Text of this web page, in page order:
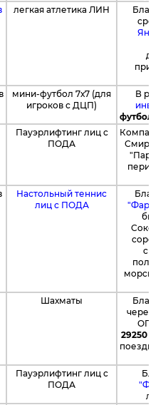
легкая атлетика ЛИН
мини-футбол 7х7 (для
игроков с ДЦП)
В
Пауэрлифтинг лиц с
ПОДА
Настольный теннис
лиц с ПОДА
Шахматы
через
29250
поездку
Пауэрлифтинг лиц с
ПОДА